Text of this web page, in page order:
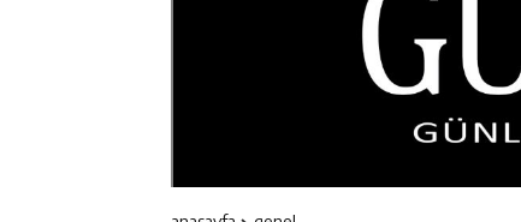
12:16 Vali
Geleceğin